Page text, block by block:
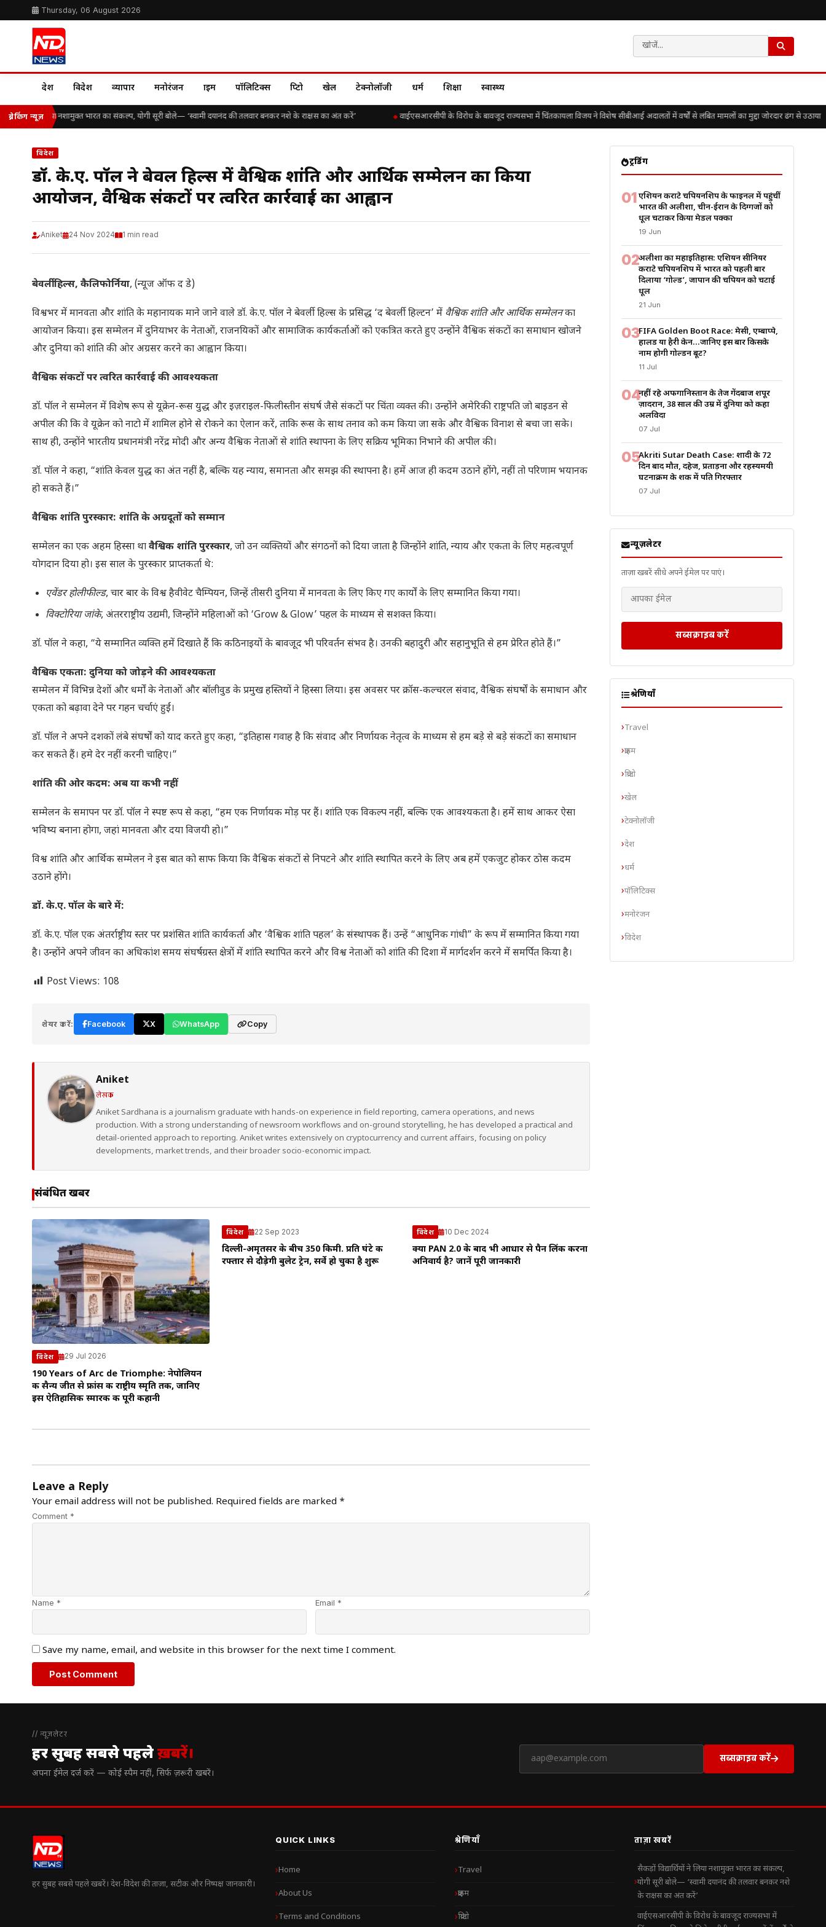
Thursday, 06 August 2026
देश विदेश व्यापार मनोरंजन क्राइम पॉलिटिक्स क्रिप्टो खेल टेक्नोलॉजी धर्म शिक्षा स्वास्थ्य
ब्रेकिंग न्यूज़ने लिया नशामुक्त भारत का संकल्प, योगी सूरी बोले— ‘स्वामी दयानंद की तलवार बनकर नशे के राक्षस का अंत करें’ वाईएसआरसीपी के विरोध के बावजूद राज्यसभा में चिंतकायला विजय ने विशेष सीबीआई अदालतों में वर्षों से लंबित मामलों का मुद्दा जोरदार ढंग से उठाया
विदेश
डॉ. के.ए. पॉल ने बेवर्ली हिल्स में वैश्विक शांति और आर्थिक सम्मेलन का किया
आयोजन, वैश्विक संकटों पर त्वरित कार्रवाई का आह्वान
Aniket 24 Nov 2024 1 min read
बेवर्ली हिल्स, कैलिफोर्निया, (न्यूज ऑफ द डे)
विश्वभर में मानवता और शांति के महानायक माने जाने वाले डॉ. के.ए. पॉल ने बेवर्ली हिल्स के प्रसिद्ध ‘द बेवर्ली हिल्टन’ में वैश्विक शांति और आर्थिक सम्मेलनका
आयोजन किया। इस सम्मेलन में दुनियाभर के नेताओं, राजनयिकों और सामाजिक कार्यकर्ताओं को एकत्रित करते हुए उन्होंने वैश्विक संकटों का समाधान खोजने
और दुनिया को शांति की ओर अग्रसर करने का आह्वान किया।
वैश्विक संकटों पर त्वरित कार्रवाई की आवश्यकता
डॉ. पॉल ने सम्मेलन में विशेष रूप से यूक्रेन-रूस युद्ध और इज़राइल-फिलीस्तीन संघर्ष जैसे संकटों पर चिंता व्यक्त की। उन्होंने अमेरिकी राष्ट्रपति जो बाइडन से
अपील की कि वे यूक्रेन को नाटो में शामिल होने से रोकने का ऐलान करें, ताकि रूस के साथ तनाव को कम किया जा सके और वैश्विक विनाश से बचा जा सके।
साथ ही, उन्होंने भारतीय प्रधानमंत्री नरेंद्र मोदी और अन्य वैश्विक नेताओं से शांति स्थापना के लिए सक्रिय भूमिका निभाने की अपील की।
डॉ. पॉल ने कहा, “शांति केवल युद्ध का अंत नहीं है, बल्कि यह न्याय, समानता और समझ की स्थापना है। हमें आज ही कदम उठाने होंगे, नहीं तो परिणाम भयानक
हो सकते हैं।”
वैश्विक शांति पुरस्कार: शांति के अग्रदूतों को सम्मान
सम्मेलन का एक अहम हिस्सा थावैश्विक शांति पुरस्कार, जो उन व्यक्तियों और संगठनों को दिया जाता है जिन्होंने शांति, न्याय और एकता के लिए महत्वपूर्ण
योगदान दिया हो। इस साल के पुरस्कार प्राप्तकर्ता थे:
एवेंडर होलीफील्ड, चार बार के विश्व हैवीवेट चैम्पियन, जिन्हें तीसरी दुनिया में मानवता के लिए किए गए कार्यों के लिए सम्मानित किया गया।
विक्टोरिया जांके, अंतरराष्ट्रीय उद्यमी, जिन्होंने महिलाओं को ‘Grow & Glow’ पहल के माध्यम से सशक्त किया।
डॉ. पॉल ने कहा, “ये सम्मानित व्यक्ति हमें दिखाते हैं कि कठिनाइयों के बावजूद भी परिवर्तन संभव है। उनकी बहादुरी और सहानुभूति से हम प्रेरित होते हैं।”
वैश्विक एकता: दुनिया को जोड़ने की आवश्यकता
सम्मेलन में विभिन्न देशों और धर्मों के नेताओं और बॉलीवुड के प्रमुख हस्तियों ने हिस्सा लिया। इस अवसर पर क्रॉस-कल्चरल संवाद, वैश्विक संघर्षों के समाधान और
एकता को बढ़ावा देने पर गहन चर्चाएं हुईं।
डॉ. पॉल ने अपने दशकों लंबे संघर्षों को याद करते हुए कहा, “इतिहास गवाह है कि संवाद और निर्णायक नेतृत्व के माध्यम से हम बड़े से बड़े संकटों का समाधान
कर सकते हैं। हमे देर नहीं करनी चाहिए।”
शांति की ओर कदम: अब या कभी नहीं
सम्मेलन के समापन पर डॉ. पॉल ने स्पष्ट रूप से कहा, “हम एक निर्णायक मोड़ पर हैं। शांति एक विकल्प नहीं, बल्कि एक आवश्यकता है। हमें साथ आकर ऐसा
भविष्य बनाना होगा, जहां मानवता और दया विजयी हो।”
विश्व शांति और आर्थिक सम्मेलन ने इस बात को साफ किया कि वैश्विक संकटों से निपटने और शांति स्थापित करने के लिए अब हमें एकजुट होकर ठोस कदम
उठाने होंगे।
डॉ. के.ए. पॉल के बारे में:
डॉ. के.ए. पॉल एक अंतर्राष्ट्रीय स्तर पर प्रशंसित शांति कार्यकर्ता और ‘वैश्विक शांति पहल’ के संस्थापक हैं। उन्हें “आधुनिक गांधी” के रूप में सम्मानित किया गया
है। उन्होंने अपने जीवन का अधिकांश समय संघर्षग्रस्त क्षेत्रों में शांति स्थापित करने और विश्व नेताओं को शांति की दिशा में मार्गदर्शन करने में समर्पित किया है।
Post Views: 108
शेयर करें: Facebook X WhatsApp Copy
Aniket
लेखक
Aniket Sardhana is a journalism graduate with hands-on experience in field reporting, camera operations, and news
production. With a strong understanding of newsroom workflows and on-ground storytelling, he has developed a practical and
detail-oriented approach to reporting. Aniket writes extensively on cryptocurrency and current affairs, focusing on policy
developments, market trends, and their broader socio-economic impact.
संबंधित खबरें
विदेश 29 Jul 2026
190 Years of Arc de Triomphe: नेपोलियन
की सैन्य जीत से फ्रांस की राष्ट्रीय स्मृति तक, जानिए
इस ऐतिहासिक स्मारक की पूरी कहानी
विदेश 22 Sep 2023
दिल्ली-अमृतसर के बीच 350 किमी. प्रति घंटे की
रफ्तार से दौड़ेगी बुलेट ट्रेन, सर्वे हो चुका है शुरू
विदेश 10 Dec 2024
क्या PAN 2.0 के बाद भी आधार से पैन लिंक करना
अनिवार्य है? जानें पूरी जानकारी
Leave a Reply
Your email address will not be published. Required fields are marked *
Comment *
Name * Email *
Save my name, email, and website in this browser for the next time I comment.
ट्रेंडिंग
01एशियन कराटे चैंपियनशिप के फाइनल में पहुंचीं
भारत की अलीशा, चीन-ईरान के दिग्गजों को
धूल चटाकर किया मेडल पक्का
19 Jun
02अलीशा का महाइतिहास: एशियन सीनियर
कराटे चैंपियनशिप में भारत को पहली बार
दिलाया ‘गोल्ड’, जापान की चैंपियन को चटाई
धूल
21 Jun
03FIFA Golden Boot Race: मेसी, एम्बाप्पे,
हालैंड या हैरी केन…जानिए इस बार किसके
नाम होगी गोल्डन बूट?
11 Jul
04नहीं रहे अफगानिस्तान के तेज गेंदबाज शपूर
ज़ादरान, 38 साल की उम्र में दुनिया को कहा
अलविदा
07 Jul
05Akriti Sutar Death Case: शादी के 72
दिन बाद मौत, दहेज, प्रताड़ना और रहस्यमयी
घटनाक्रम के शक में पति गिरफ्तार
07 Jul
न्यूज़लेटर
ताज़ा खबरें सीधे अपने ईमेल पर पाएं।
सब्सक्राइब करें
श्रेणियाँ
Travel
क्राइम
क्रिप्टो
खेल
टेक्नोलॉजी
देश
धर्म
पॉलिटिक्स
मनोरंजन
विदेश
// न्यूज़लेटर
हर सुबह सबसे पहलेख़बरें।
अपना ईमेल दर्ज करें — कोई स्पैम नहीं, सिर्फ ज़रूरी खबरें।
सब्सक्राइब करें
हर सुबह सबसे पहले खबरें। देश-विदेश की ताज़ा, सटीक और निष्पक्ष जानकारी।
QUICK LINKS
Home
About Us
Terms and Conditions
श्रेणियाँ
Travel
क्राइम
क्रिप्टो
ताज़ा खबरें
सैकड़ों विद्यार्थियों ने लिया नशामुक्त भारत का संकल्प,
योगी सूरी बोले— ‘स्वामी दयानंद की तलवार बनकर नशे
के राक्षस का अंत करें’
वाईएसआरसीपी के विरोध के बावजूद राज्यसभा में